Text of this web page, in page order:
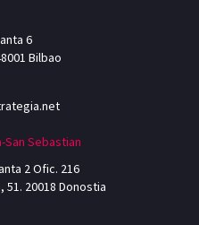
6
Bilbao
Sebastian
2 Ofic. 216
20018 Donostia